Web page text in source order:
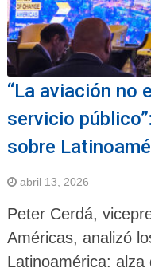
“La aviación no
servicio
sobre
abril 13, 2026
Peter Cerdá,
Américas, analizó
Latinoamérica: alza